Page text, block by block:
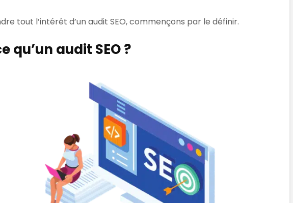
tout l’intérêt d’un audit SEO, commençons par le définir.
qu’un audit SEO ?